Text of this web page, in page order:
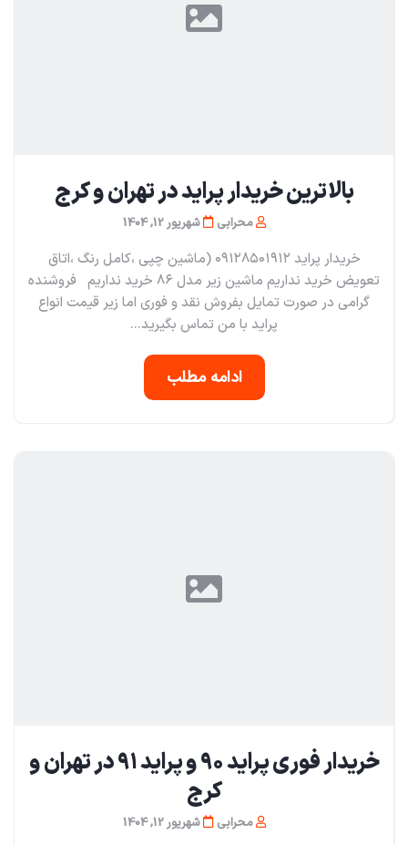
بالاترین خریدار پراید در تهران و کرج
محرابی شهریور 12, 1404
خریدار پراید ۰۹۱۲۸۵۰۱۹۱۲ (ماشین چپی ،کامل رنگ ،اتاق
تعویض خرید نداریم ماشین زیر مدل ۸۶ خرید نداریم فروشنده
گرامی در صورت تمایل بفروش نقد و فوری اما زیر قیمت انواع
پراید با من تماس بگیرید...
ادامه مطلب
خریدار فوری پراید ۹۰ و پراید ۹۱ در تهران و
کرج
محرابی شهریور 12, 1404